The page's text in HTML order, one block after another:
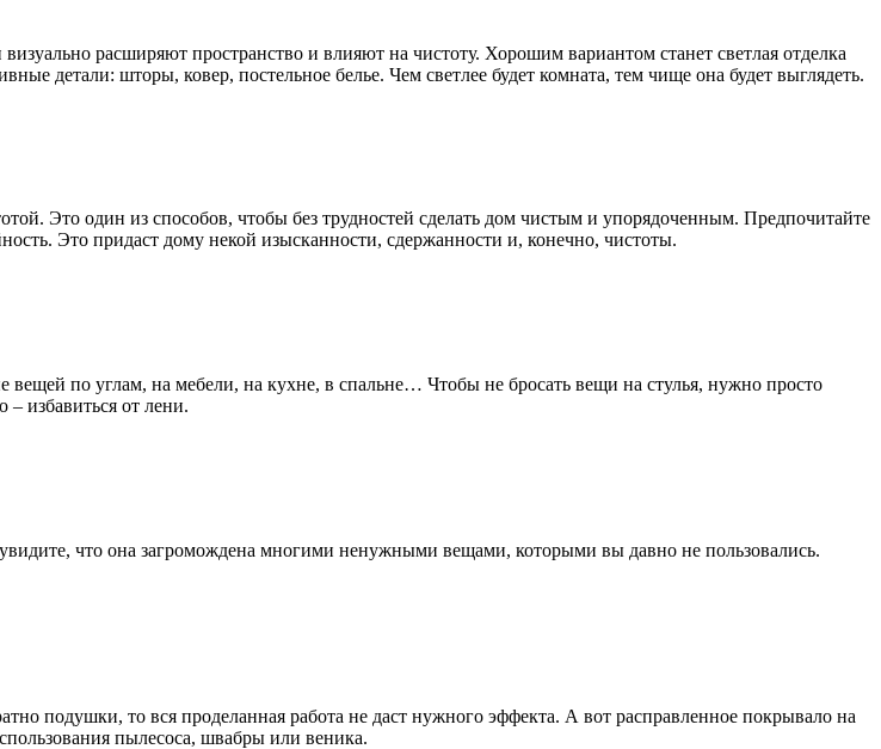
расширяют пространство и влияют на чистоту. Хорошим вариантом станет светлая отделка
детали: шторы, ковер, постельное белье. Чем светлее будет комната, тем чище она будет выглядеть.
Это один из способов, чтобы без трудностей сделать дом чистым и упорядоченным. Предпочитайте
Это придаст дому некой изысканности, сдержанности и, конечно, чистоты.
по углам, на мебели, на кухне, в спальне… Чтобы не бросать вещи на стулья, нужно просто
избавиться от лени.
что она загромождена многими ненужными вещами, которыми вы давно не пользовались.
подушки, то вся проделанная работа не даст нужного эффекта. А вот расправленное покрывало на
пылесоса, швабры или веника.